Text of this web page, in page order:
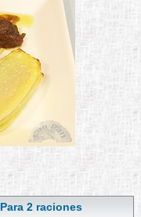
Para 2 raciones